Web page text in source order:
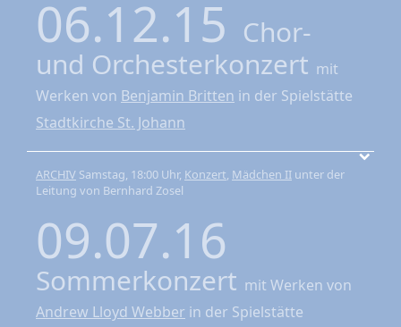
06.12.15 Chor-
und Orchesterkonzert mit
Werken von Benjamin Britten in der Spielstätte
Stadtkirche St. Johann
ARCHIV Samstag, 18:00 Uhr, Konzert, Mädchen II unter der
Leitung von Bernhard Zosel
09.07.16
Sommerkonzert mit Werken von
Andrew Lloyd Webber in der Spielstätte